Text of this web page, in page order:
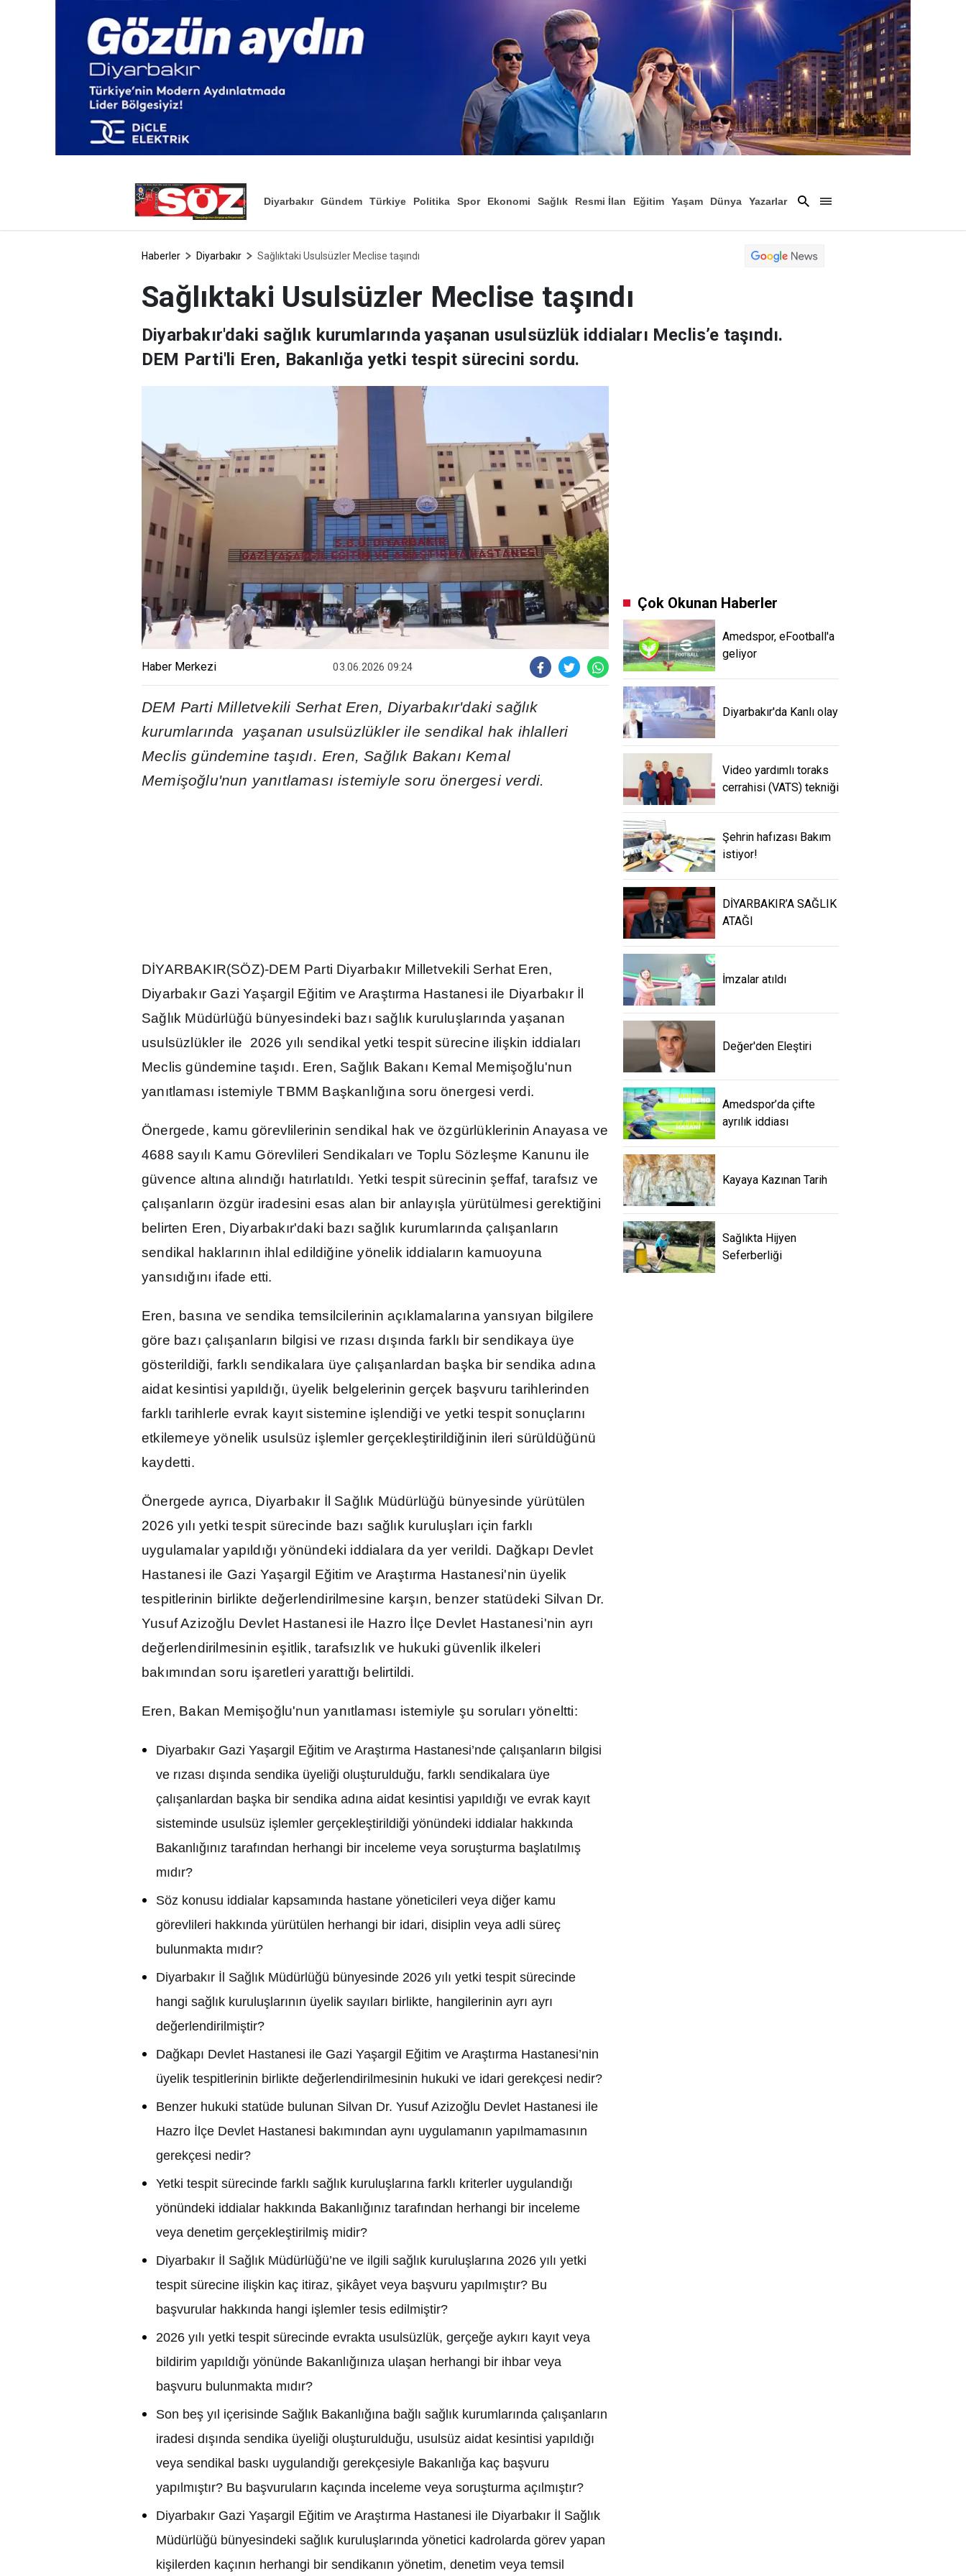
Diyarbakır Gündem Türkiye Politika Spor Ekonomi Sağlık Resmi İlan Eğitim Yaşam
Dünya
Yazarlar
Haberler Diyarbakır Sağlıktaki Usulsüzler Meclise taşındı
Sağlıktaki Usulsüzler Meclise taşındı
Diyarbakır'daki sağlık kurumlarında yaşanan usulsüzlük iddiaları Meclis’e taşındı.
DEM Parti'li Eren, Bakanlığa yetki tespit sürecini sordu.
Haber Merkezi 03.06.2026 09:24
DEM Parti Milletvekili Serhat Eren, Diyarbakır'daki sağlık
kurumlarında yaşanan usulsüzlükler ile sendikal hak ihlalleri
Meclis gündemine taşıdı. Eren, Sağlık Bakanı Kemal
Memişoğlu'nun yanıtlaması istemiyle soru önergesi verdi.
DİYARBAKIR(SÖZ)-DEM Parti Diyarbakır Milletvekili Serhat Eren,
Diyarbakır Gazi Yaşargil Eğitim ve Araştırma Hastanesi ile Diyarbakır İ
Sağ ık Müdürlüğü bünyesindeki bazı sağ ık kuruluş larında yaşanan
usulsüzlükler ile 2026 yı ı sendikal yetki tespit sürecine ilişkin iddiaları
Meclis gündemine taşıdı. Eren, Sağ ık Bakanı Kemal Memişoğ lu'nun
yanıtlaması istemiyle TBMM Başkanl ığına soru önergesi verdi.
Önergede, kamu görevlilerinin sendikal hak ve özgürlüklerinin Anayasa ve
4688 sayı ı Kamu Görevlileri Sendikaları ve Toplu Sözleşme Kanunu ile
güvence altına al ındığı hatırlatı ldı. Yetki tespit sürecininşeffaf, tarafsız ve
çal ışanların özgür iradesini esas alan bir anlayış la yürütülmesi gerektiğini
belirten Eren, Diyarbakır'daki bazı sağ ık kurumlarında çal ışanların
sendikal haklarının ihlal edildiğine yönelik iddiaların kamuoyuna
yansıdığını ifade etti.
Eren, basına ve sendika temsilcilerinin açı klamalarına yansıyan bilgilere
göre bazı çal ışanların bilgisi ve rızası dışında farkl ı bir sendikaya üye
gösterildiği, farkl ı sendikalara üye çal ışanlardan başka bir sendika adına
aidat kesintisi yapı ldığı, üyelik belgelerinin gerçek başvuru tarihlerinden
farkl ı tarihlerle evrak kayıt sistemine iş lendiği ve yetki tespit sonuçlarını
etkilemeye yönelik usulsüz iş lemler gerçekleştirildiğinin ileri sürüldüğünü
kaydetti.
Önergede ayrıca, Diyarbakır İ l Sağ ık Müdürlüğü bünyesinde yürütülen
2026 yı ı yetki tespit sürecinde bazı sağ ı k kuruluş ları için farkl ı
uygulamalar yapı ld ığı yönündeki iddialara da yer verildi. Dağkapı Devlet
Hastanesi ile Gazi Yaşargil Eğitim ve Araştırma Hastanesi'nin üyelik
tespitlerinin birlikte değerlendirilmesine karşın, benzer statüdeki Silvan Dr.
Yusuf Azizoğ lu Devlet Hastanesi ile Hazro İ lçe Devlet Hastanesi'nin ayrı
değerlendirilmesinin eşitlik, tarafsızl ık ve hukuki güvenlik ilkeleri
bakımından soru işaretleri yarattığı belirtildi.
Eren, Bakan Memişoğ lu'nun yanıtlaması istemiyle şu soruları yöneltti:
Diyarbakır Gazi Yaşargil Eğitim ve Araştırma Hastanesi’nde çalışanların bilgisi
ve rızası dışında sendika üyeliği oluşturulduğu, farklı sendikalara üye
çalışanlardan başka bir sendika adına aidat kesintisi yapıldığı ve evrak kayıt
sisteminde usulsüz işlemler gerçekleştirildiği yönündeki iddialar hakkında
Bakanlığınız tarafından herhangi bir inceleme veya soruşturma başlatılmış
mıdır?
Söz konusu iddialar kapsamında hastane yöneticileri veya diğer kamu
görevlileri hakkında yürütülen herhangi bir idari, disiplin veya adli süreç
bulunmakta mıdır?
Diyarbakır İl Sağlık Müdürlüğü bünyesinde 2026 yılı yetki tespit sürecinde
hangi sağlık kuruluşlarının üyelik sayıları birlikte, hangilerinin ayrı ayrı
değerlendirilmiştir?
Dağkapı Devlet Hastanesi ile Gazi Yaşargil Eğitim ve Araştırma Hastanesi’nin
üyelik tespitlerinin birlikte değerlendirilmesinin hukuki ve idari gerekçesi nedir?
Benzer hukuki statüde bulunan Silvan Dr. Yusuf Azizoğlu Devlet Hastanesi ile
Hazro İlçe Devlet Hastanesi bakımından aynı uygulamanın yapılmamasının
gerekçesi nedir?
Yetki tespit sürecinde farklı sağlık kuruluşlarına farklı kriterler uygulandığı
yönündeki iddialar hakkında Bakanlığınız tarafından herhangi bir inceleme
veya denetim gerçekleştirilmiş midir?
Diyarbakır İl Sağlık Müdürlüğü’ne ve ilgili sağlık kuruluşlarına 2026 yılı yetki
tespit sürecine ilişkin kaç itiraz, şikâyet veya başvuru yapılmıştır? Bu
başvurular hakkında hangi işlemler tesis edilmiştir?
2026 yılı yetki tespit sürecinde evrakta usulsüzlük, gerçeğe aykırı kayıt veya
bildirim yapıldığı yönünde Bakanlığınıza ulaşan herhangi bir ihbar veya
başvuru bulunmakta mıdır?
Son beş yıl içerisinde Sağlık Bakanlığına bağlı sağlık kurumlarında çalışanların
iradesi dışında sendika üyeliği oluşturulduğu, usulsüz aidat kesintisi yapıldığı
veya sendikal baskı uygulandığı gerekçesiyle Bakanlığa kaç başvuru
yapılmıştır? Bu başvuruların kaçında inceleme veya soruşturma açılmıştır?
Diyarbakır Gazi Yaşargil Eğitim ve Araştırma Hastanesi ile Diyarbakır İl Sağlık
Müdürlüğü bünyesindeki sağlık kuruluşlarında yönetici kadrolarda görev yapan
kişilerden kaçının herhangi bir sendikanın yönetim, denetim veya temsil
Çok Okunan Haberler
Amedspor, eFootball'a
geliyor
Diyarbakır'da Kanlı olay
Video yardımlı toraks
cerrahisi (VATS) tekniği
Şehrin hafızası Bakım
istiyor!
DİYARBAKIR’A SAĞLIK
ATAĞI
İmzalar atıldı
Değer'den Eleştiri
Amedspor’da çifte
ayrılık iddiası
Kayaya Kazınan Tarih
Sağlıkta Hijyen
Seferberliği